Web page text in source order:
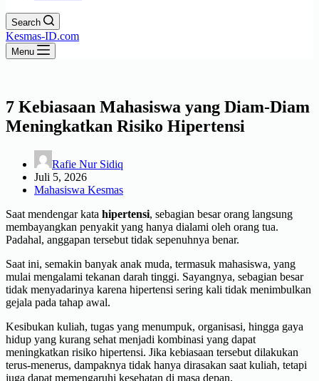
Search
Kesmas-ID.com
Menu
7 Kebiasaan Mahasiswa yang Diam-Diam
Meningkatkan Risiko Hipertensi
Rafie Nur Sidiq
Juli 5, 2026
Mahasiswa Kesmas
Saat mendengar kata hipertensi, sebagian besar orang langsung
membayangkan penyakit yang hanya dialami oleh orang tua.
Padahal, anggapan tersebut tidak sepenuhnya benar.
Saat ini, semakin banyak anak muda, termasuk mahasiswa, yang
mulai mengalami tekanan darah tinggi. Sayangnya, sebagian besar
tidak menyadarinya karena hipertensi sering kali tidak menimbulkan
gejala pada tahap awal.
Kesibukan kuliah, tugas yang menumpuk, organisasi, hingga gaya
hidup yang kurang sehat menjadi kombinasi yang dapat
meningkatkan risiko hipertensi. Jika kebiasaan tersebut dilakukan
terus-menerus, dampaknya tidak hanya dirasakan saat kuliah, tetapi
juga dapat memengaruhi kesehatan di masa depan.